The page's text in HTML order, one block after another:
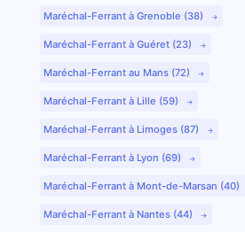
Maréchal-Ferrant à Grenoble (38)
Maréchal-Ferrant à Guéret (23)
Maréchal-Ferrant au Mans (72)
Maréchal-Ferrant à Lille (59)
Maréchal-Ferrant à Limoges (87)
Maréchal-Ferrant à Lyon (69)
Maréchal-Ferrant à Mont-de-Marsan (40)
Maréchal-Ferrant à Nantes (44)